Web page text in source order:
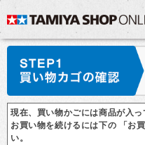
現在、買い物かごには商品が入っ
お買い物を続けるには下の 「お
い。